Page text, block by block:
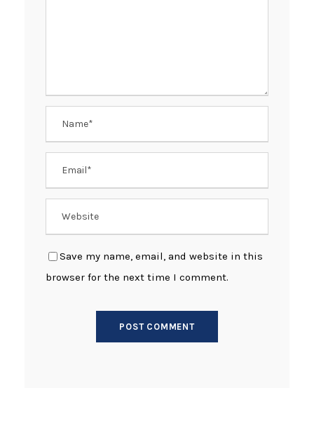
Save my name, email, and website in this
browser for the next time I comment.